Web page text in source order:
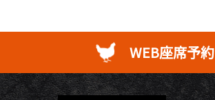
WEB座席予約